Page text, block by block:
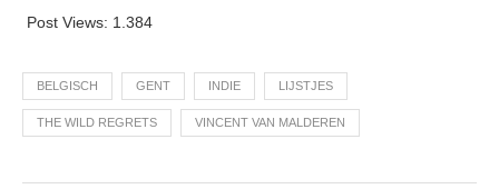
Post Views: 1.384
BELGISCH GENT INDIE LIJSTJES
THE WILD REGRETS VINCENT VAN MALDEREN